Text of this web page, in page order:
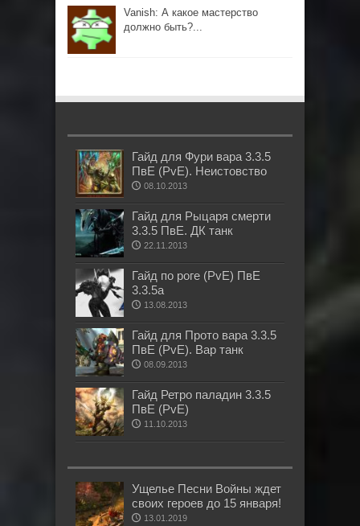
Vanish: А какое мастерство
должно быть?...
Гайд для Фури вара 3.3.5
ПвЕ (PvE). Неистовство
08.10.2013
Гайд для Рыцаря смерти
3.3.5 ПвЕ. ДК танк
22.11.2013
Гайд по роге (PvE) ПвЕ
3.3.5а
13.08.2013
Гайд для Прото вара 3.3.5
ПвЕ (PvE). Вар танк
08.09.2013
Гайд Ретро паладин 3.3.5
ПвЕ (PvE)
11.10.2013
Ущелье Песни Войны ждет
своих героев до 15 января!
13.01.2019